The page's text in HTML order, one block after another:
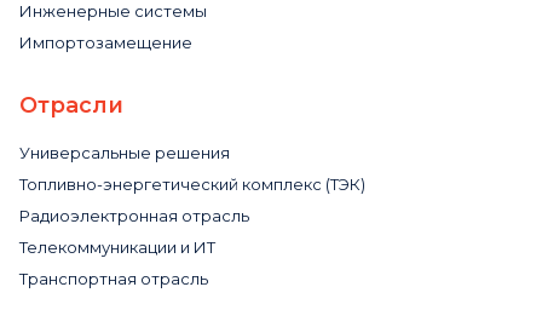
Инженерные системы
Импортозамещение
Отрасли
Универсальные решения
Топливно-энергетический комплекс (ТЭК)
Радиоэлектронная отрасль
Телекоммуникации и ИТ
Транспортная отрасль